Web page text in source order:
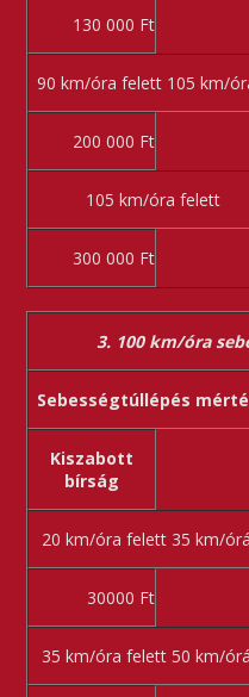
130 000 Ft
90 km/óra felett 105 km/
200 000 Ft
105 km/óra felett
300 000 Ft
3. 100 km/óra
Sebességtúllépés
Kiszabott
bírság
20 km/óra felett 35 km/
30000 Ft
35 km/óra felett 50 km/